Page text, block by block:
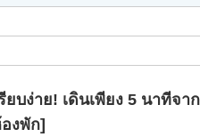
ยบง่าย! เดินเพียง 5 นาทีจา
งพัก]